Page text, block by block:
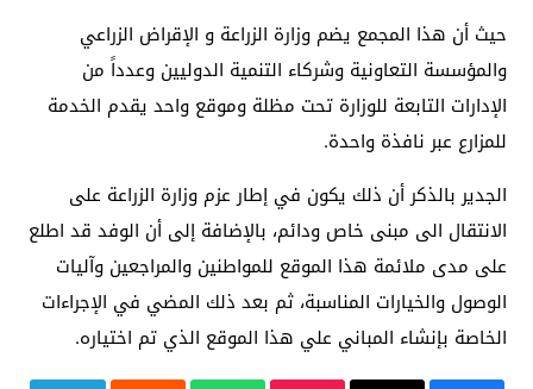
حيث أن هذا المجمع يضم وزارة الزراعة و الإقراض الزراعي
والمؤسسة التعاونية وشركاء التنمية الدوليين وعدداً من
الإدارات التابعة للوزارة تحت مظلة وموقع واحد يقدم الخدمة
للمزارع عبر نافذة واحدة.
الجدير بالذكر أن ذلك يكون في إطار عزم وزارة الزراعة على
الانتقال الى مبنى خاص ودائم، بالإضافة إلى أن الوفد قد اطلع
على مدى ملائمة هذا الموقع للمواطنين والمراجعين وآليات
الوصول والخيارات المناسبة، ثم بعد ذلك المضي في الإجراءات
الخاصة بإنشاء المباني علي هذا الموقع الذي تم اختياره.